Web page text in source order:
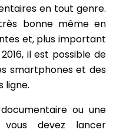
en tout genre.
bonne même en
et, plus important
il est possible de
smartphones et des
ligne.
ou une
devez lancer